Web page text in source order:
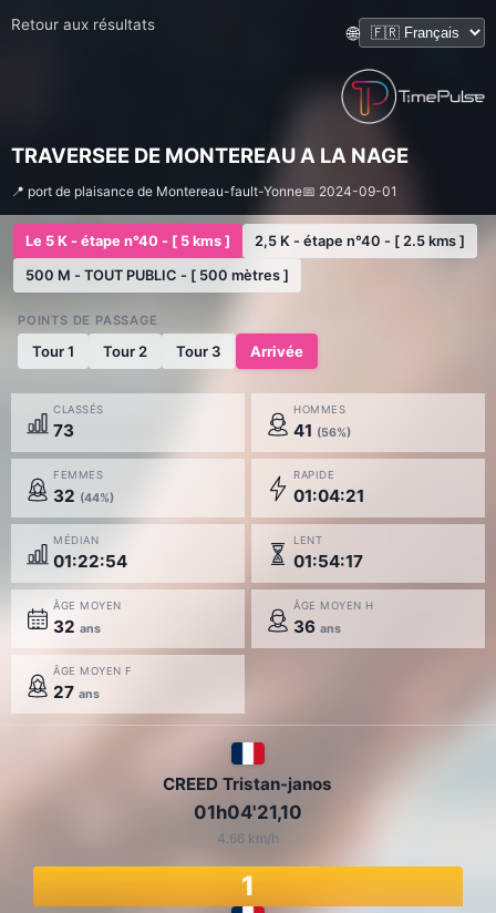
Retour aux résultats 🌐
TRAVERSEE DE MONTEREAU A LA NAGE
📍 port de plaisance de Montereau-fault-Yonne📅 2024-09-01
Le 5 K - étape n°40 - [ 5 kms ] 2,5 K - étape n°40 - [ 2.5 kms ]
500 M - TOUT PUBLIC - [ 500 mètres ]
POINTS DE PASSAGE
Tour 1 Tour 2 Tour 3 Arrivée
CLASSÉS
73
HOMMES
41 (56%)
FEMMES
32 (44%)
RAPIDE
01:04:21
MÉDIAN
01:22:54
LENT
01:54:17
ÂGE MOYEN
32 ans
ÂGE MOYEN H
36 ans
ÂGE MOYEN F
27 ans
CREED Tristan-janos
01h04'21,10
4.66 km/h
1